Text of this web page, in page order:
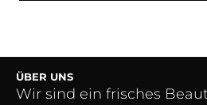
ÜBER UNS
Wir sind ein frisches